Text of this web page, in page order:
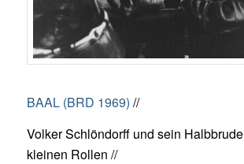
BAAL (BRD 1969) //
Volker Schlöndorff und sein
kleinen Rollen //